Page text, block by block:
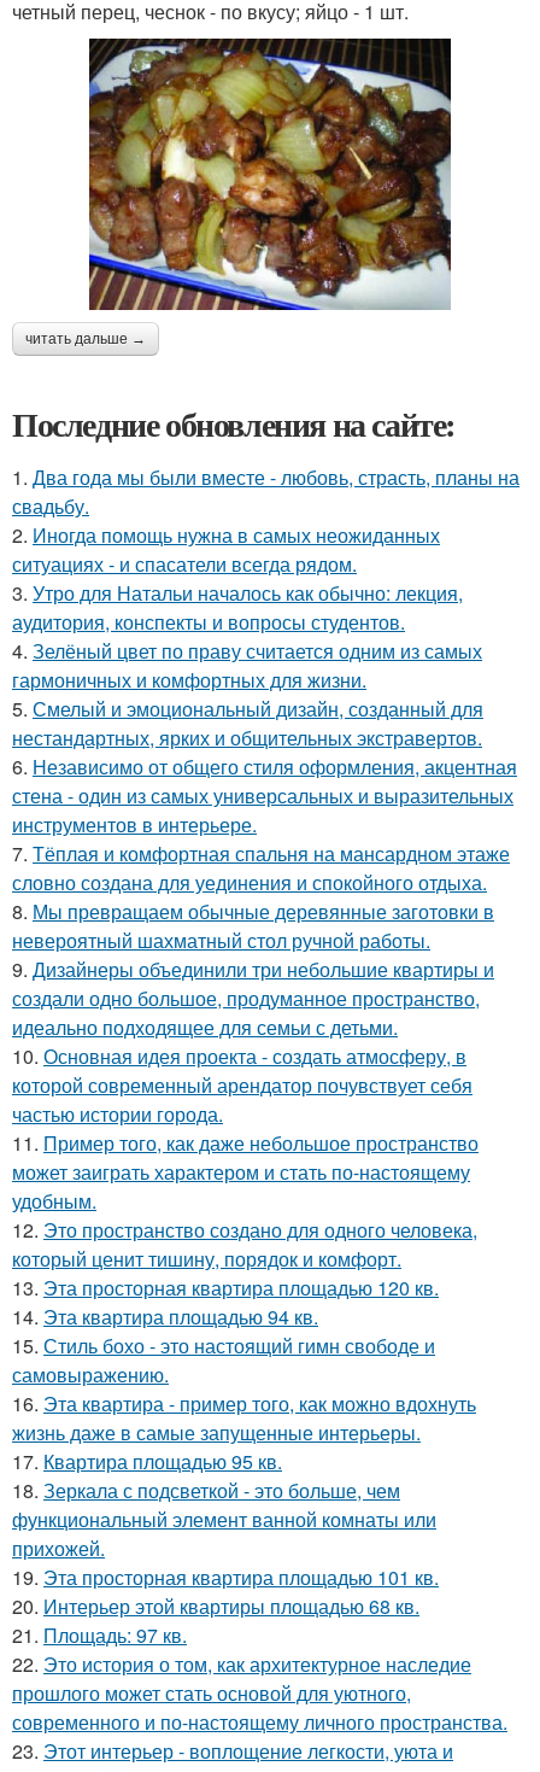
четный перец, чеснок - по вкусу; яйцо - 1 шт.
читать дальше →
Последние обновления на сайте:
1. Два года мы были вместе - любовь, страсть, планы на
свадьбу.
2. Иногда помощь нужна в самых неожиданных
ситуациях - и спасатели всегда рядом.
3. Утро для Натальи началось как обычно: лекция,
аудитория, конспекты и вопросы студентов.
4. Зелёный цвет по праву считается одним из самых
гармоничных и комфортных для жизни.
5. Смелый и эмоциональный дизайн, созданный для
нестандартных, ярких и общительных экстравертов.
6. Независимо от общего стиля оформления, акцентная
стена - один из самых универсальных и выразительных
инструментов в интерьере.
7. Тёплая и комфортная спальня на мансардном этаже
словно создана для уединения и спокойного отдыха.
8. Мы превращаем обычные деревянные заготовки в
невероятный шахматный стол ручной работы.
9. Дизайнеры объединили три небольшие квартиры и
создали одно большое, продуманное пространство,
идеально подходящее для семьи с детьми.
10. Основная идея проекта - создать атмосферу, в
которой современный арендатор почувствует себя
частью истории города.
11. Пример того, как даже небольшое пространство
может заиграть характером и стать по-настоящему
удобным.
12. Это пространство создано для одного человека,
который ценит тишину, порядок и комфорт.
13. Эта просторная квартира площадью 120 кв.
14. Эта квартира площадью 94 кв.
15. Стиль бохо - это настоящий гимн свободе и
самовыражению.
16. Эта квартира - пример того, как можно вдохнуть
жизнь даже в самые запущенные интерьеры.
17. Квартира площадью 95 кв.
18. Зеркала с подсветкой - это больше, чем
функциональный элемент ванной комнаты или
прихожей.
19. Эта просторная квартира площадью 101 кв.
20. Интерьер этой квартиры площадью 68 кв.
21. Площадь: 97 кв.
22. Это история о том, как архитектурное наследие
прошлого может стать основой для уютного,
современного и по-настоящему личного пространства.
23. Этот интерьер - воплощение легкости, уюта и